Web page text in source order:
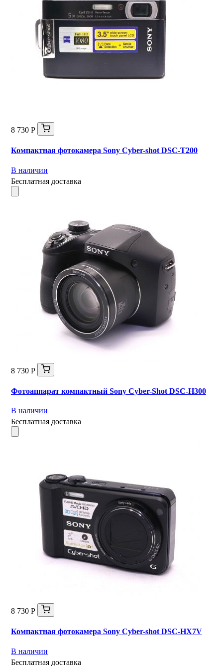
8 730 Р
Компактная фотокамера Sony Cyber-shot DSC-T200
В наличии
Бесплатная доставка
8 730 Р
Фотоаппарат компактный Sony Cyber-Shot DSC-H300
В наличии
Бесплатная доставка
8 730 Р
Компактная фотокамера Sony Cyber-shot DSC-HX7V
В наличии
Бесплатная доставка